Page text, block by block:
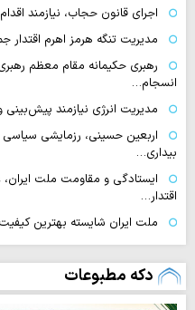
اجرای قانون حجاب، نیازمند
مدیریت تنگه هرمز اهرم اقتدار
رهبری حکیمانه مقام معظم
انسجام…
مدیریت انرژی نیازمند
اربعین حسینی، رزمایشی سیاسی
بیداری…
ایستادگی و مقاومت ملت
اقتدار…
ملت ایران شایسته بهترین
دکه مطبوعات